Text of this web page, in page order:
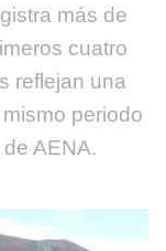
más de
cuatro
reflejan una
periodo
AENA.